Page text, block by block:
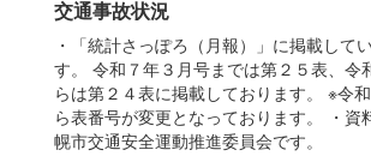
交通事故状況
・「統計さっぽろ（月報）」に掲載して
す。 令和７年３月号までは第２５表、令
らは第２４表に掲載しております。 ※令
ら表番号が変更となっております。 ・資
幌市交通安全運動推進委員会です。